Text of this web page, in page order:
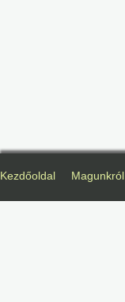
Kezdőoldal Magunkról